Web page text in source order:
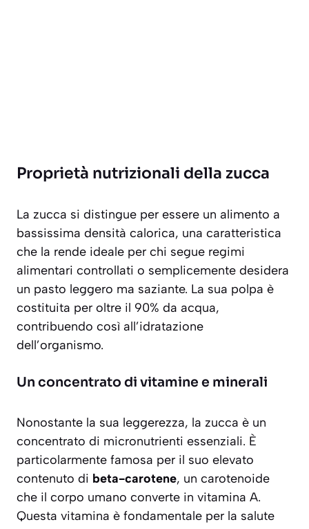
Proprietà nutrizionali della zucca
La zucca si distingue per essere un alimento a
bassissima densità calorica, una caratteristica
che la rende ideale per chi segue regimi
alimentari controllati o semplicemente desidera
un pasto leggero ma saziante. La sua polpa è
costituita per oltre il 90% da acqua,
contribuendo così all’idratazione
dell’organismo.
Un concentrato di vitamine e minerali
Nonostante la sua leggerezza, la zucca è un
concentrato di micronutrienti essenziali. È
particolarmente famosa per il suo elevato
contenuto di beta-carotene, un carotenoide
che il corpo umano converte in vitamina A.
Questa vitamina è fondamentale per la salute